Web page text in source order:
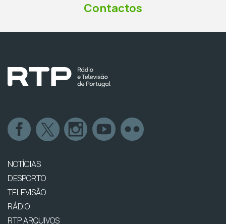
Contactos
NOTÍCIAS
DESPORTO
TELEVISÃO
RÁDIO
RTP ARQUIVOS